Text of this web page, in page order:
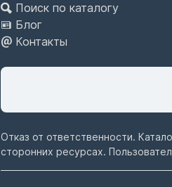
Поиск по каталогу
Блог
Контакты
Отказ от ответственности.
сторонних ресурсах.